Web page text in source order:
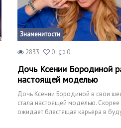
Знаменитости
2833 0 0
Дочь Ксении Бородиной
настоящей моделью
Дочь Ксении Бородиной в свои
стала настоящей моделью. Скорее
ожидает блестящая карьера в